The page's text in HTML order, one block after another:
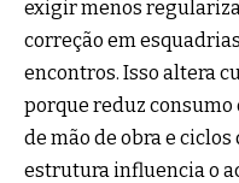
exigir menos
correção em
encontros. Isso altera
porque reduz consumo
de mão de obra e
estrutura influencia o